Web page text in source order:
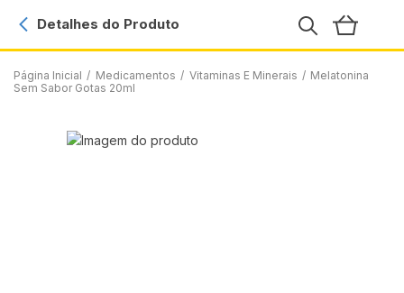
Página Inicial / Medicamentos / Vitaminas E Minerais / Melatonina
Sem Sabor Gotas 20ml
Detalhes do Produto